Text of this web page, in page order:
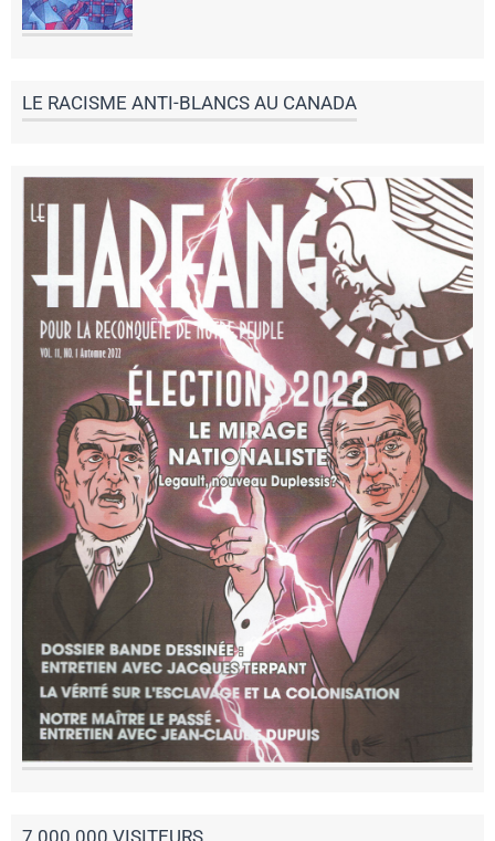
LE RACISME ANTI-BLANCS AU CANADA
7 000 000 VISITEURS